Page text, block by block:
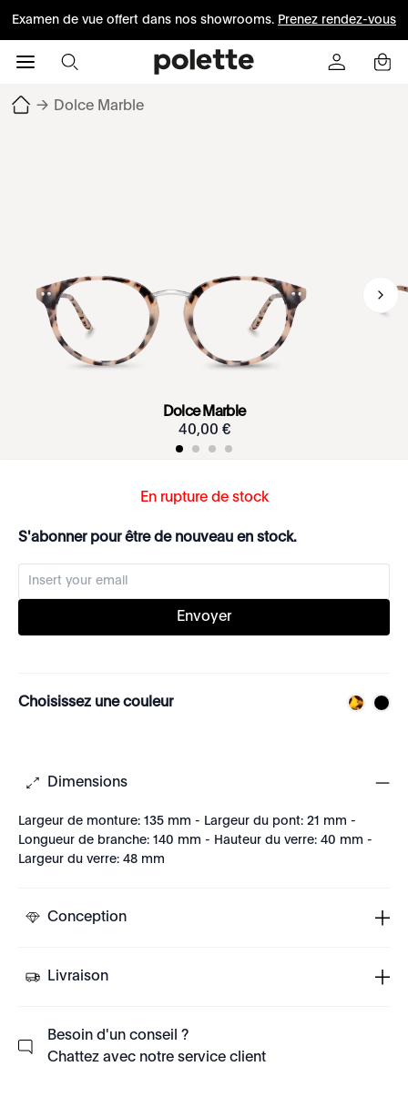
Examen de vue offert dans nos showrooms. Prenez rendez-vous
→ Dolce Marble
Dolce Marble
40,00 €
En rupture de stock
S'abonner pour être de nouveau en stock.
Envoyer
Choisissez une couleur
Dimensions
Largeur de monture: 135 mm - Largeur du pont: 21 mm -
Longueur de branche: 140 mm - Hauteur du verre: 40 mm -
Largeur du verre: 48 mm
Conception
Livraison
Besoin d'un conseil ?
Chattez avec notre service client